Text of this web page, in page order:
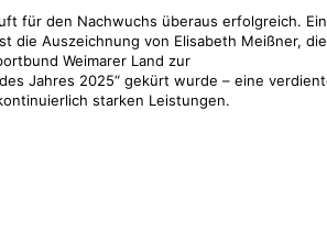
für den Nachwuchs überaus erfolgreich. Ein
die Auszeichnung von Elisabeth Meißner, die
Weimarer Land zur
Jahres 2025“ gekürt wurde – eine
starken Leistungen.